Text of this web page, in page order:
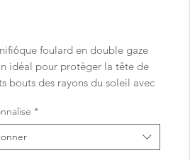
foulard en double gaze
idéal pour protèger la tête de
bouts des rayons du soleil avec
être utilisé comme un foulard
autour du cou, ou aussi comme
pour les plus petits.
*